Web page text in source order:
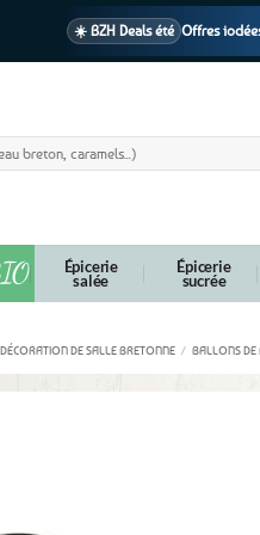
☀️ BZH Deals été Offres
Épicerie
salée
Épicerie
sucrée
DÉCORATION DE SALLE BRETONNE / BALLONS DE